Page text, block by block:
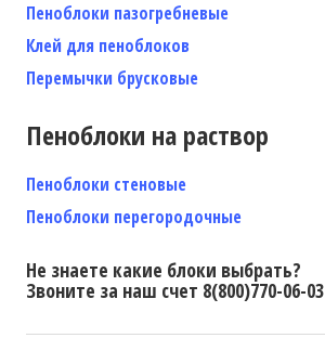
Пеноблоки пазогребневые
Клей для пеноблоков
Перемычки брусковые
Пеноблоки на раствор
Пеноблоки стеновые
Пеноблоки перегородочные
Не знаете какие блоки выбрать?
Звоните за наш счет 8(800)770-06-03